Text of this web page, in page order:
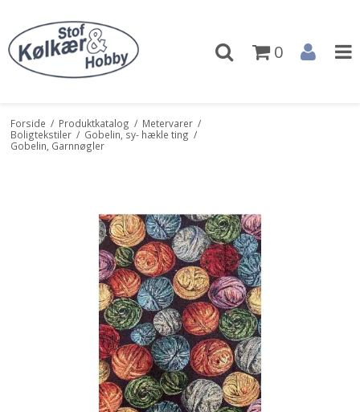
0
Forside / Produktkatalog / Metervarer /
Boligtekstiler / Gobelin, sy- hækle ting /
Gobelin, Garnnøgler